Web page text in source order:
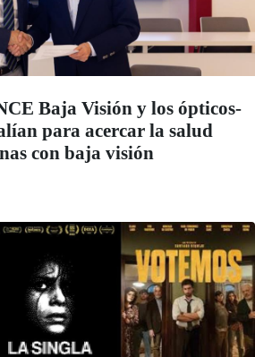
Baja Visión y los ópticos-
para acercar la salud
con baja visión